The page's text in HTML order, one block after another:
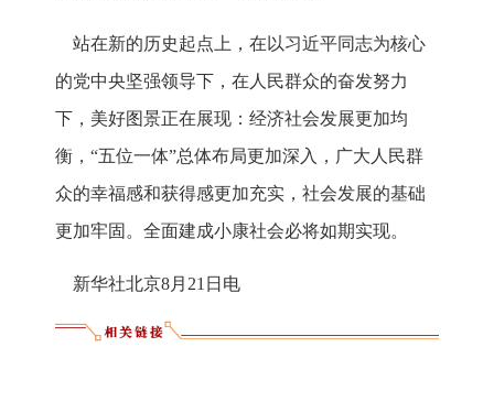
站在新的历史起点上，在以习近平同志为核心
的党中央坚强领导下，在人民群众的奋发努力
下，美好图景正在展现：经济社会发展更加均
衡，“五位一体”总体布局更加深入，广大人民群
众的幸福感和获得感更加充实，社会发展的基础
更加牢固。全面建成小康社会必将如期实现。
新华社北京8月21日电